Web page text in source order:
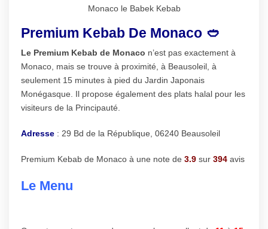
Monaco le Babek Kebab
Premium Kebab De Monaco 🥙
Le Premium Kebab de Monaco n’est pas exactement à
Monaco, mais se trouve à proximité, à Beausoleil, à
seulement 15 minutes à pied du Jardin Japonais
Monégasque. Il propose également des plats halal pour les
visiteurs de la Principauté.
Adresse : 29 Bd de la République, 06240 Beausoleil
Premium Kebab de Monaco à une note de 3.9 sur 394 avis
Le Menu